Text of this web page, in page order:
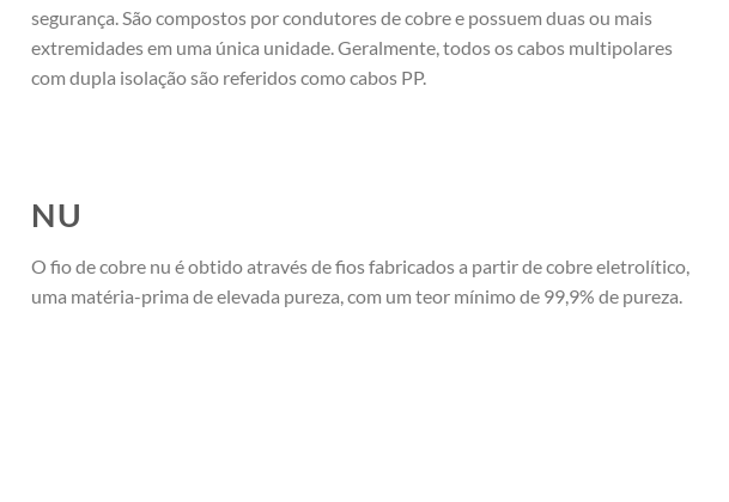
segurança. São compostos por condutores de cobre e possuem duas ou mais
extremidades em uma única unidade. Geralmente, todos os cabos multipolares
com dupla isolação são referidos como cabos PP.
NU
O fio de cobre nu é obtido através de fios fabricados a partir de cobre eletrolítico,
uma matéria-prima de elevada pureza, com um teor mínimo de 99,9% de pureza.